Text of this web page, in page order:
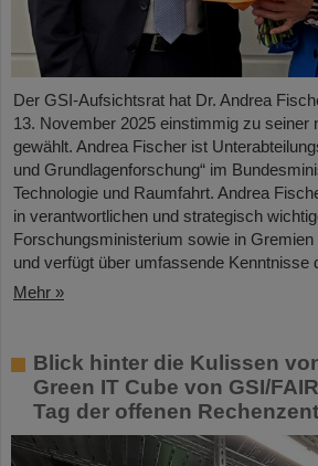
Der GSI-Aufsichtsrat hat Dr. Andrea
13. November 2025 einstimmig zu seiner
gewählt. Andrea Fischer ist
und Grundlagenforschung“ im
Technologie und Raumfahrt. Andrea
in verantwortlichen und strategisch
Forschungsministerium sowie in
und verfügt über umfassende Kenntnisse
Mehr »
Blick hinter die Kulissen
Green IT Cube von GSI/
Tag der offenen